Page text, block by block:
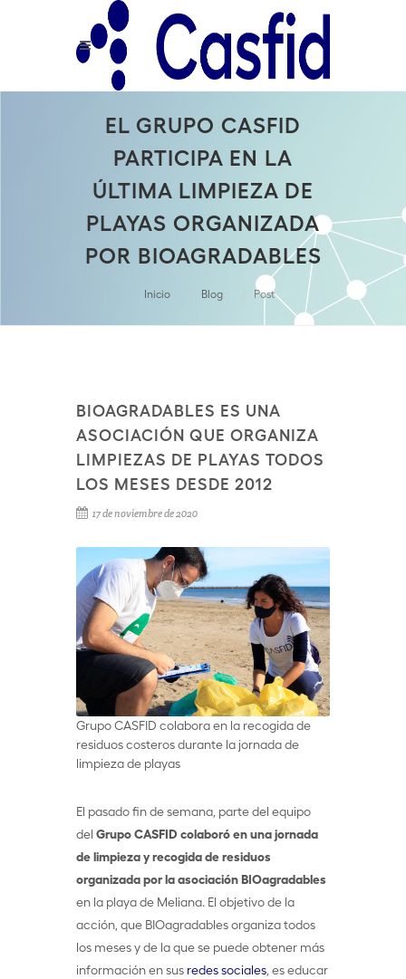
EL GRUPO CASFID
PARTICIPA EN LA
ÚLTIMA LIMPIEZA DE
PLAYAS ORGANIZADA
POR BIOAGRADABLES
Inicio Blog Post
BIOAGRADABLES ES UNA
ASOCIACIÓN QUE ORGANIZA
LIMPIEZAS DE PLAYAS TODOS
LOS MESES DESDE 2012
17 de noviembre de 2020
Grupo CASFID colabora en la recogida de
residuos costeros durante la jornada de
limpieza de playas
El pasado fin de semana, parte del equipo
del Grupo CASFID colaboró en una jornada
de limpieza y recogida de residuos
organizada por la asociación BIOagradables
en la playa de Meliana. El objetivo de la
acción, que BIOagradables organiza todos
los meses y de la que se puede obtener más
información en sus redes sociales , es educar